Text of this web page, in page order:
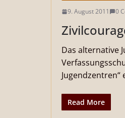
9. August 2011 0
Das alternative
Read More